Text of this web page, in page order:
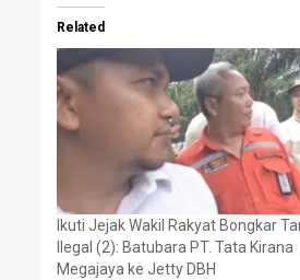
Related
Ikuti Jejak Wakil Rakyat Bongkar
Ilegal (2): Batubara PT. Tata Kirana
Megajaya ke Jetty DBH